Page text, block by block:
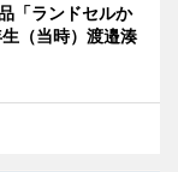
「ランドセルか
（当時）渡邉湊